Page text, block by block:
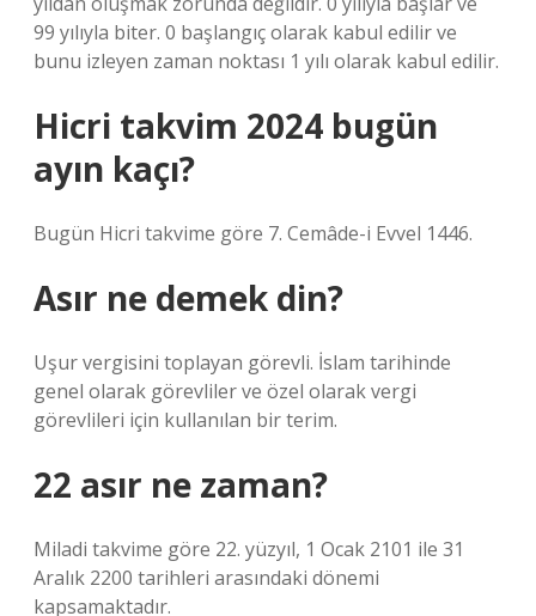
99 yılıyla biter. 0 başlangıç ​​olarak kabul edilir ve
bunu izleyen zaman noktası 1 yılı olarak kabul edilir.
Hicri takvim 2024 bugün
ayın kaçı?
Bugün Hicri takvime göre 7. Cemâde-i Evvel 1446.
Asır ne demek din?
Uşur vergisini toplayan görevli. İslam tarihinde
genel olarak görevliler ve özel olarak vergi
görevlileri için kullanılan bir terim.
22 asır ne zaman?
Miladi takvime göre 22. yüzyıl, 1 Ocak 2101 ile 31
Aralık 2200 tarihleri ​​arasındaki dönemi
kapsamaktadır.